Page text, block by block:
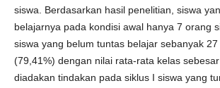
siswa. Berdasarkan hasil penelitian, siswa
belajarnya pada kondisi awal hanya 7 orang
siswa yang belum tuntas belajar sebanyak
(79,41%) dengan nilai rata-rata kelas
diadakan tindakan pada siklus I siswa yang